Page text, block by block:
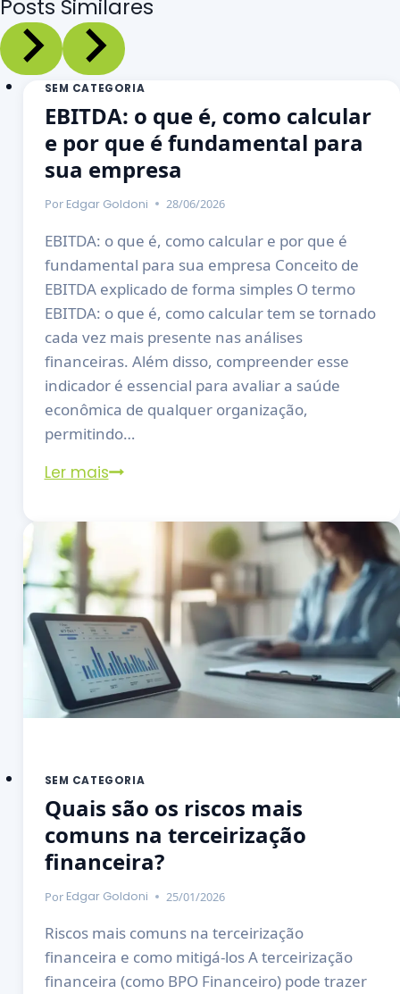
Posts Similares
SEM CATEGORIA
EBITDA: o que é, como calcular
e por que é fundamental para
sua empresa
Por Edgar Goldoni 28/06/2026
EBITDA: o que é, como calcular e por que é
fundamental para sua empresa Conceito de
EBITDA explicado de forma simples O termo
EBITDA: o que é, como calcular tem se tornado
cada vez mais presente nas análises
financeiras. Além disso, compreender esse
indicador é essencial para avaliar a saúde
econômica de qualquer organização,
permitindo…
Ler mais
SEM CATEGORIA
Quais são os riscos mais
comuns na terceirização
financeira?
Por Edgar Goldoni 25/01/2026
Riscos mais comuns na terceirização
financeira e como mitigá-los A terceirização
financeira (como BPO Financeiro) pode trazer